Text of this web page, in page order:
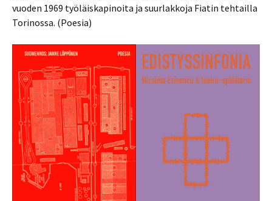
vuoden 1969 työläiskapinoita ja suurlakkoja Fiatin tehtailla
Torinossa. (Poesia)